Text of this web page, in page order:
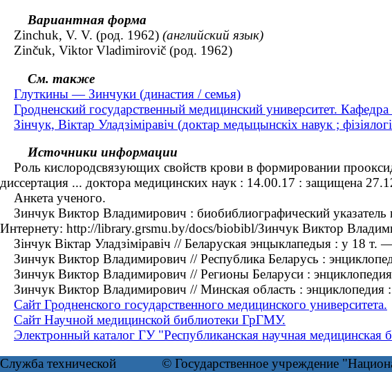
Вариантная форма
Zinchuk, V. V. (род. 1962) (английский язык)
Zinčuk, Viktor Vladimirovič (род. 1962)
См. также
Глуткины — Зинчуки (династия / семья)
Гродненский государственный медицинский университет.
Зінчук, Віктар Уладзіміравіч (доктар медыцынскіх навук ;
Источники информации
Роль кислородсвязующих свойств крови в формировании
диссертация ... доктора медицинских наук : 14.00.17 : защищена
Анкета ученого.
Зинчук Виктор Владимирович : биобиблиографический
Интернету: http://library.grsmu.by/docs/biobibl/Зинчук Виктор
Зінчук Віктар Уладзіміравіч // Беларуская энцыклапедыя : у
Зинчук Виктор Владимирович // Республика Беларусь :
Зинчук Виктор Владимирович // Регионы Беларуси :
Зинчук Виктор Владимирович // Минская область :
Сайт Гродненского государственного медицинского университета.
Сайт Научной медицинской библиотеки ГрГМУ.
Электронный каталог ГУ "Республиканская научная медицинская
Служба технической
© Государственное учреждение